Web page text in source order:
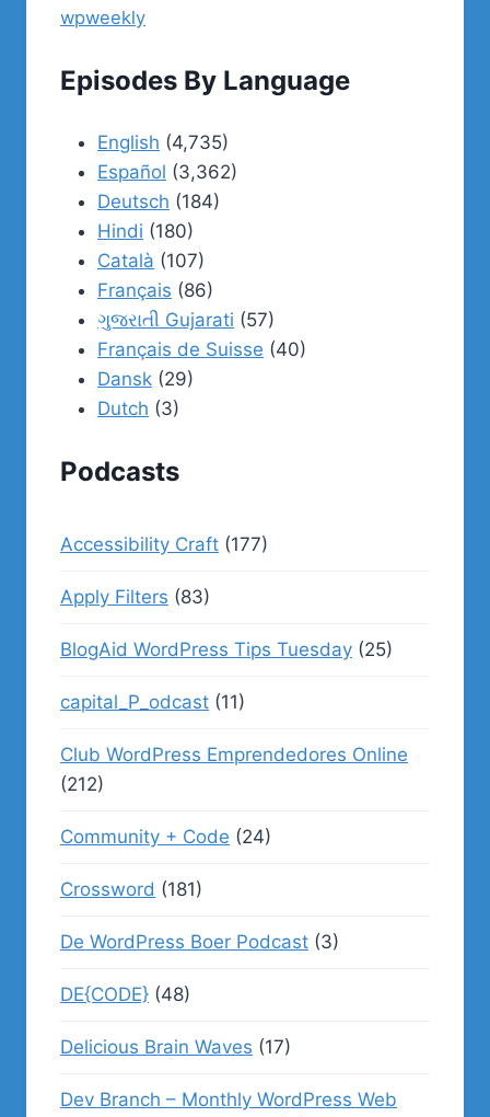
wpweekly
Episodes By Language
English (4,735)
Español (3,362)
Deutsch (184)
Hindi (180)
Català (107)
Français (86)
ગુજરાતી Gujarati (57)
Français de Suisse (40)
Dansk (29)
Dutch (3)
Podcasts
Accessibility Craft (177)
Apply Filters (83)
BlogAid WordPress Tips Tuesday (25)
capital_P_odcast (11)
Club WordPress Emprendedores Online
(212)
Community + Code (24)
Crossword (181)
De WordPress Boer Podcast (3)
DE{CODE} (48)
Delicious Brain Waves (17)
Dev Branch – Monthly WordPress Web